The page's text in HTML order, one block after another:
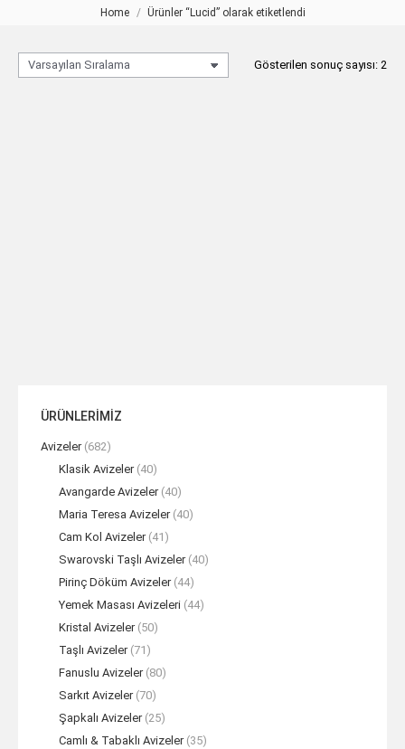
You are here:
Home Ürünler “Lucid” olarak etiketlendi
Gösterilen sonuç sayısı: 2
ÜRÜNLERİMİZ
Avizeler (682)
Klasik Avizeler (40)
Avangarde Avizeler (40)
Maria Teresa Avizeler (40)
Cam Kol Avizeler (41)
Swarovski Taşlı Avizeler (40)
Pirinç Döküm Avizeler (44)
Yemek Masası Avizeleri (44)
Kristal Avizeler (50)
Taşlı Avizeler (71)
Fanuslu Avizeler (80)
Sarkıt Avizeler (70)
Şapkalı Avizeler (25)
Camlı & Tabaklı Avizeler (35)